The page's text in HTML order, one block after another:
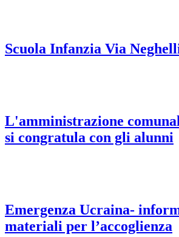
Scuola Infanzia Via
L'amministrazione
si congratula con gli alunni
Emergenza Ucraina-
materiali per l’accoglienza